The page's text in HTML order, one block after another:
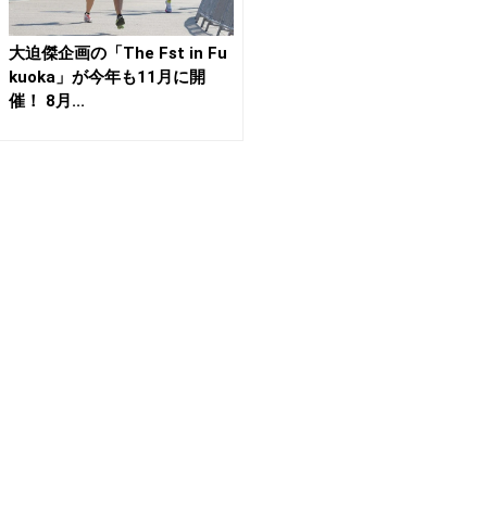
大迫傑企画の「The Fst in Fu
kuoka」が今年も11月に開
催！ 8月...